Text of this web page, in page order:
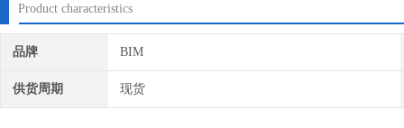
Product characteristics
品牌 BIM
供货周期 现货